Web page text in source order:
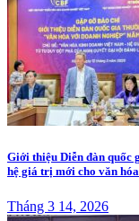
Giới thiệu Diễn đàn quốc
hệ giá trị mới cho văn
Tháng 3 14, 2026